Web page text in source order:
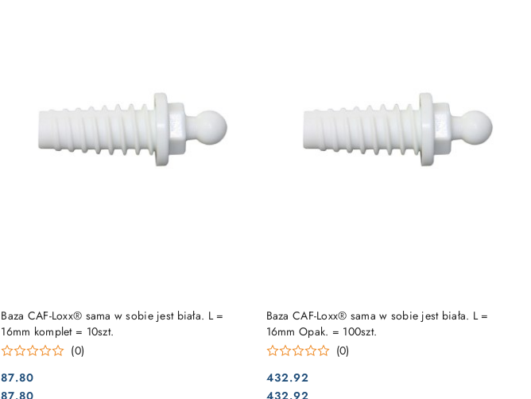
Baza CAF-Loxx® sama w sobie jest biała. L =
16mm komplet = 10szt.
(0)
Cena:
87.80
Cena:
87.80
DO KOSZYKA
Baza CAF-Loxx® sama w sobie jest biała. L =
16mm Opak. = 100szt.
(0)
Cena:
432.92
Cena:
432.92
DO KOSZYKA